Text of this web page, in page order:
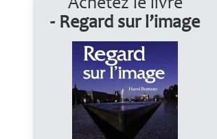
Achetez le livre
- Regard sur l’image